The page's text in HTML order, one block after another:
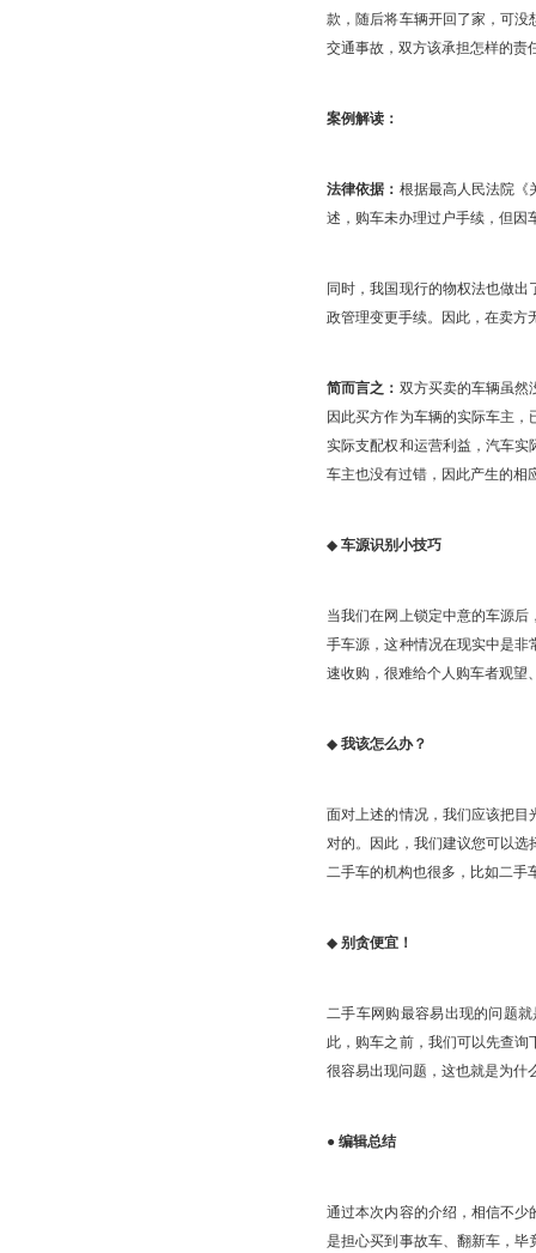
款，随后将车辆开回了家，可
交通事故，双方该承担怎样的责
案例解读：
法律依据： 根据最高人民法院《
述，购车未办理过户手续，但因
同时，我国现行的物权法也做
政管理变更手续。因此，在卖方
简而言之： 双方买卖的车辆虽然
因此买方作为车辆的实际车主
实际支配权和运营利益，汽车
车主也没有过错，因此产生的相
◆ 车源识别小技巧
当我们在网上锁定中意的车源
手车源，这种情况在现实中是
速收购，很难给个人购车者观望
◆ 我该怎么办？
面对上述的情况，我们应该把
对的。因此，我们建议您可以
二手车的机构也很多，比如二手
◆ 别贪便宜！
二手车网购最容易出现的问题
此，购车之前，我们可以先查
很容易出现问题，这也就是为什
● 编辑总结
通过本次内容的介绍，相信不
是担心买到事故车、翻新车，